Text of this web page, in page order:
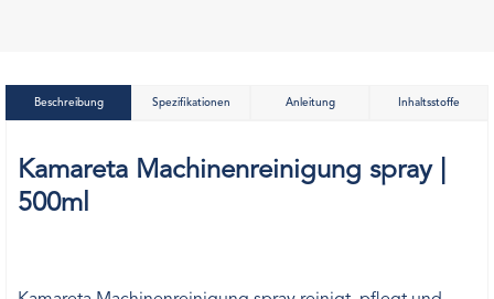
Beschreibung Spezifikationen Anleitung Inhaltsstoffe
Kamareta Machinenreinigung spray |
500ml